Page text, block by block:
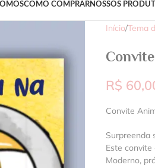
COMO COMPRARNOSSOS
Início/Tema
R$
Convite
Surpreenda
Este
Moderno,